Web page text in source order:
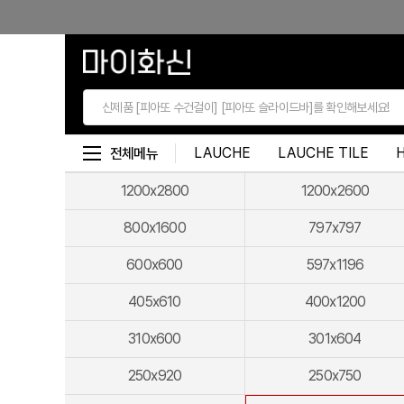
전체메뉴 LAUCHE LAUCHE TILE
1200x2800 1200x2600
800x1600 797x797
600x600 597x1196
405x610 400x1200
310x600 301x604
250x920 250x750